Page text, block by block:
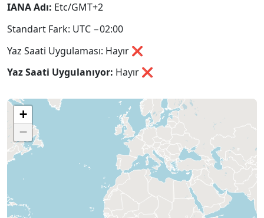
IANA Adı: Etc/GMT+2
Standart Fark: UTC −02:00
Yaz Saati Uygulaması: Hayır ❌
Yaz Saati Uygulanıyor: Hayır ❌
+
−